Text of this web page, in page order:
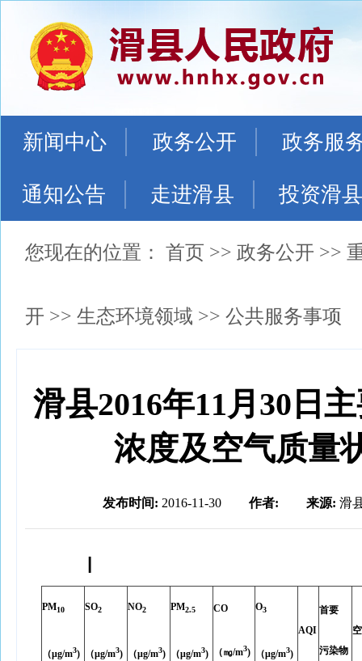
新闻中心 政务公开 政务服
通知公告 走进滑县 投资滑县
您现在的位置： 首页 >> 政务公开 >>
开 >> 生态环境领域 >> 公共服务事项
滑县2016年11月30日
浓度及空气质量
发布时间: 2016-11-30 作者: 来源: 滑
Ⅰ
PM10
（μg/m3)
SO2
（μg/m3)
NO2
（μg/m3)
PM2.5
（μg/m3)
CO
（㎎/m3)
O3
（μg/m3)
AQI
首要
污染物